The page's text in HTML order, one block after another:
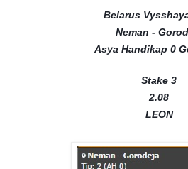
Belarus
Neman -
Asya Handikap 0
Stake 3
2.08
LEON